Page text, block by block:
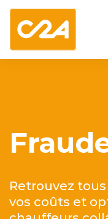
Retrouvez
vos coûts et